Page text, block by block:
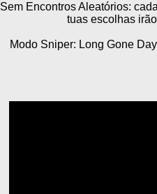
Sem Encontros Aleatórios:
tuas escolhas
Modo Sniper: Long Gone